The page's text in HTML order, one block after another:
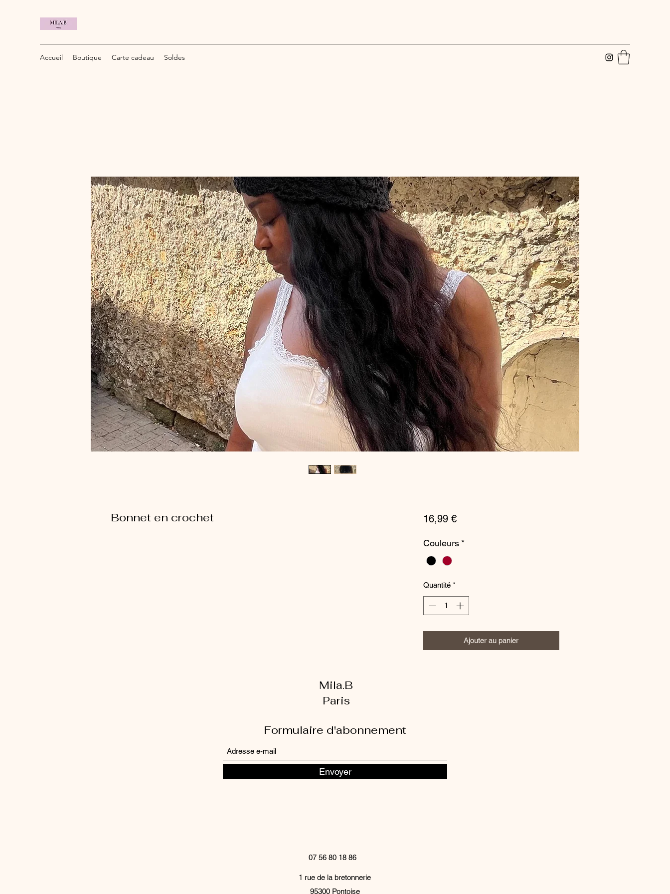
Accueil Boutique Carte cadeau Soldes
Bonnet en crochet 16,99 €Prix
Couleurs *
Quantité *
Ajouter au panier
Mila.B
Paris
Formulaire d'abonnement
Envoyer
07 56 80 18 86
1 rue de la bretonnerie
95300 Pontoise